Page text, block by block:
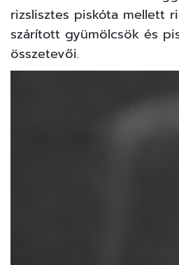
rizslisztes piskóta mellett
szárított gyümölcsök és
összetevői.